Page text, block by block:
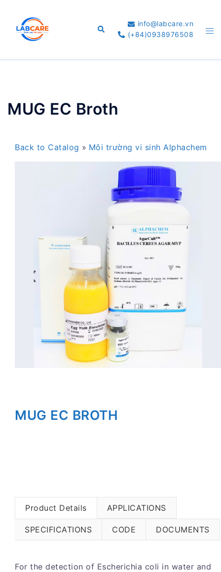
content
Search
info@labcare.vn
(+84)0938976508
MUG EC Broth
Back to Catalog Môi trường vi sinh Alphachem
MUG EC BROTH
Product Details APPLICATIONS
SPECIFICATIONS CODE DOCUMENTS
For the detection of Escherichia coli in water and